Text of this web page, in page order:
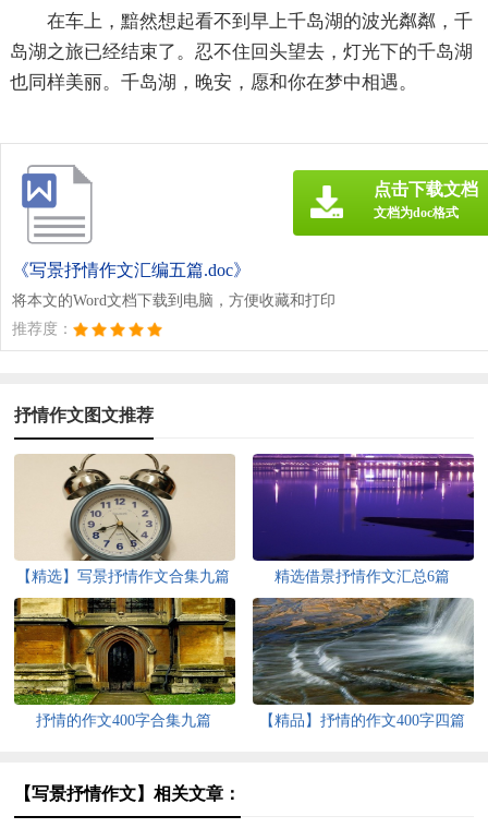
在车上，黯然想起看不到早上千岛湖的波光粼粼，千
岛湖之旅已经结束了。忍不住回头望去，灯光下的千岛湖
也同样美丽。千岛湖，晚安，愿和你在梦中相遇。
《写景抒情作文汇编五篇.doc》
将本文的Word文档下载到电脑，方便收藏和打印
推荐度：
点击下载文档
文档为doc格式
抒情作文图文推荐
【精选】写景抒情作文合集九篇 精选借景抒情作文汇总6篇
抒情的作文400字合集九篇 【精品】抒情的作文400字四篇
【写景抒情作文】相关文章：